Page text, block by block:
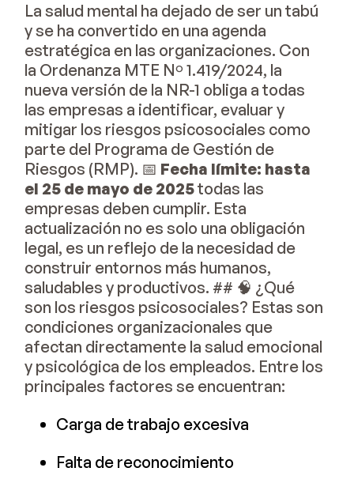
La salud mental ha dejado de ser un tabú
y se ha convertido en una agenda
estratégica en las organizaciones. Con
la Ordenanza MTE Nº 1.419/2024, la
nueva versión de la NR-1 obliga a todas
las empresas a identificar, evaluar y
mitigar los riesgos psicosociales como
parte del Programa de Gestión de
Riesgos (RMP). 📅 Fecha límite: hasta
el 25 de mayo de 2025todas las
empresas deben cumplir. Esta
actualización no es solo una obligación
legal, es un reflejo de la necesidad de
construir entornos más humanos,
saludables y productivos. ## 🧠 ¿Qué
son los riesgos psicosociales? Estas son
condiciones organizacionales que
afectan directamente la salud emocional
y psicológica de los empleados. Entre los
principales factores se encuentran:
Carga de trabajo excesiva
Falta de reconocimiento